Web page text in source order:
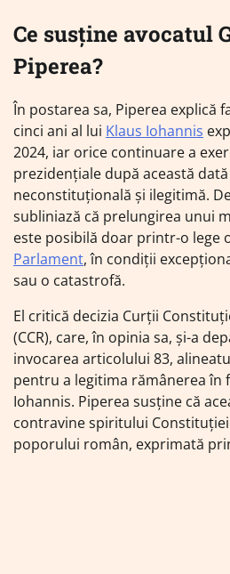
Ce susține avocatul
Piperea?
În postarea sa, Piperea explică
cinci ani al lui Klaus Iohannis
2024, iar orice continuare a
prezidențiale după această
neconstituțională și ilegitimă.
subliniază că prelungirea unui
este posibilă doar printr-o lege
Parlament, în condiții
sau o catastrofă.
El critică decizia Curții
(CCR), care, în opinia sa, și-a
invocarea articolului 83,
pentru a legitima rămânerea în
Iohannis. Piperea susține că
contravine spiritului
poporului român, exprimată